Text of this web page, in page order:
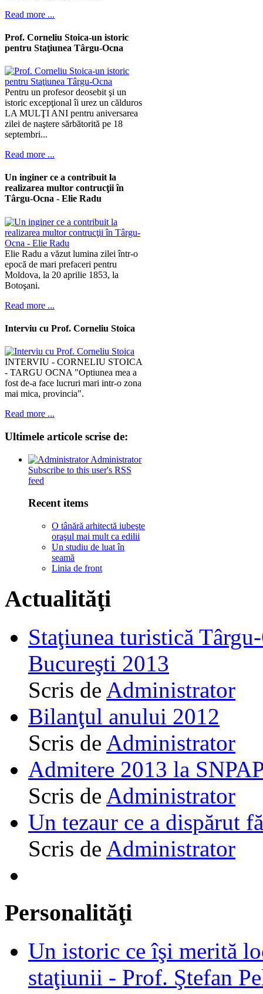
Read more ...
Prof. Corneliu Stoica-un istoric
pentru Staţiunea Târgu-Ocna
Pentru un profesor deosebit şi un
istoric excepţional îi urez un călduros
LA MULŢI ANI pentru aniversarea
zilei de naştere sărbătorită pe 18
septembri...
Read more ...
Un inginer ce a contribuit la
realizarea multor contrucţii în
Târgu-Ocna - Elie Radu
Elie Radu a văzut lumina zilei într-o
epocă de mari prefaceri pentru
Moldova, la 20 aprilie 1853, la
Botoşani.
Read more ...
Interviu cu Prof. Corneliu Stoica
INTERVIU - CORNELIU STOICA
- TARGU OCNA "Optiunea mea a
fost de-a face lucruri mari intr-o zona
mai mica, provincia".
Read more ...
Ultimele articole scrise de:
Administrator
Subscribe to this user's RSS
feed
Recent items
O tânără arhitectă iubeşte
oraşul mai mult ca edilii
Un studiu de luat în
seamă
Linia de front
Actualităţi
Staţiunea turistică
Bucureşti 2013
Scris de Administrator
Bilanţul anului 2012
Scris de Administrator
Admitere 2013 la
Scris de Administrator
Un tezaur ce a dispărut
Scris de Administrator
Personalităţi
Un istoric ce îşi merită
staţiunii - Prof. Ştefan